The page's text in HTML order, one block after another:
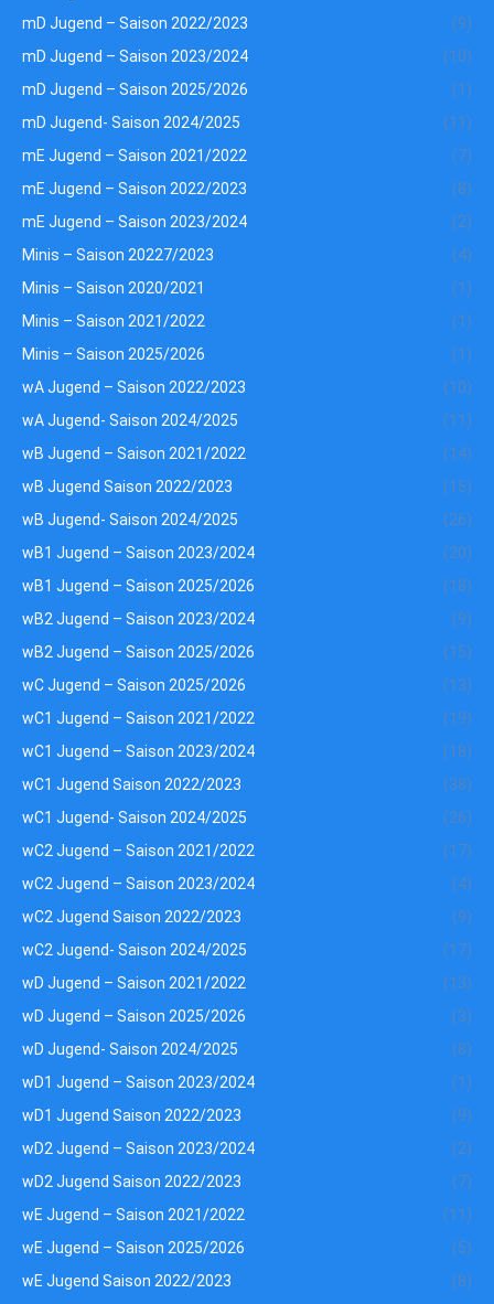
mD Jugend – Saison 2022/2023
(9)
mD Jugend – Saison 2023/2024
(10)
mD Jugend – Saison 2025/2026
(1)
mD Jugend- Saison 2024/2025
(11)
mE Jugend – Saison 2021/2022
(7)
mE Jugend – Saison 2022/2023
(8)
mE Jugend – Saison 2023/2024
(2)
Minis – Saison 20227/2023
(4)
Minis – Saison 2020/2021
(1)
Minis – Saison 2021/2022
(1)
Minis – Saison 2025/2026
(1)
wA Jugend – Saison 2022/2023
(10)
wA Jugend- Saison 2024/2025
(11)
wB Jugend – Saison 2021/2022
(14)
wB Jugend Saison 2022/2023
(15)
wB Jugend- Saison 2024/2025
(26)
wB1 Jugend – Saison 2023/2024
(20)
wB1 Jugend – Saison 2025/2026
(18)
wB2 Jugend – Saison 2023/2024
(9)
wB2 Jugend – Saison 2025/2026
(15)
wC Jugend – Saison 2025/2026
(13)
wC1 Jugend – Saison 2021/2022
(19)
wC1 Jugend – Saison 2023/2024
(18)
wC1 Jugend Saison 2022/2023
(38)
wC1 Jugend- Saison 2024/2025
(26)
wC2 Jugend – Saison 2021/2022
(17)
wC2 Jugend – Saison 2023/2024
(4)
wC2 Jugend Saison 2022/2023
(9)
wC2 Jugend- Saison 2024/2025
(17)
wD Jugend – Saison 2021/2022
(13)
wD Jugend – Saison 2025/2026
(3)
wD Jugend- Saison 2024/2025
(8)
wD1 Jugend – Saison 2023/2024
(1)
wD1 Jugend Saison 2022/2023
(9)
wD2 Jugend – Saison 2023/2024
(2)
wD2 Jugend Saison 2022/2023
(7)
wE Jugend – Saison 2021/2022
(11)
wE Jugend – Saison 2025/2026
(5)
wE Jugend Saison 2022/2023
(8)